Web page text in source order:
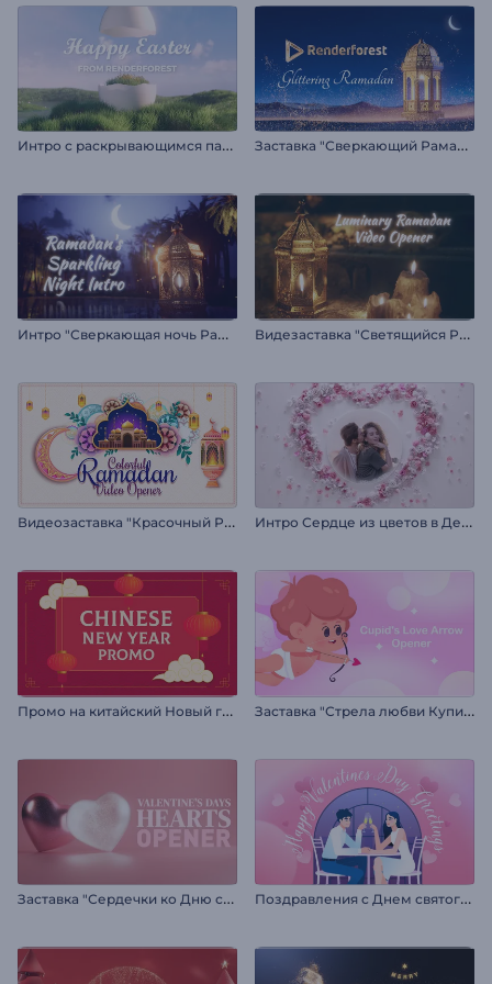
И
нтро с раскрывающимся пасхальным яйцом З
аставка "Сверкающий Рамадан"
И
нтро "Сверкающая ночь Рамадана" В
идезаставка "Светящийся Рамадан"
В
идеозаставка "Красочный Рамадан" И
нтро Сердце из цветов в День Святого Валентина
П
ромо на китайский Новый год З
аставка "Стрела любви Купидона"
З
аставка "Сердечки ко Дню святого Валентина" П
оздравления с Днем святого Валентина